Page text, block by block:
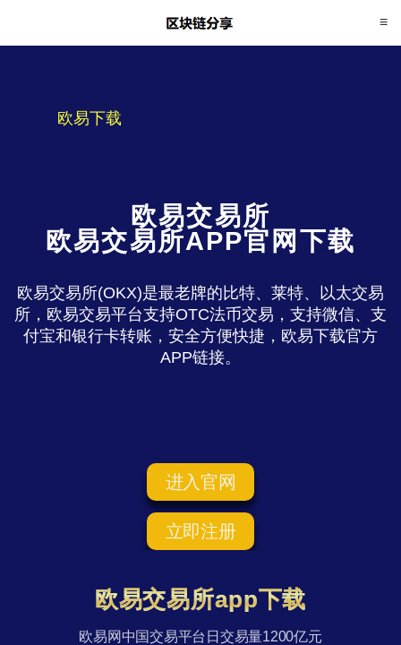
欧易下载
欧易交易所
欧易交易所APP官网下载
欧易交易所(OKX)是最老牌的比特、莱特、以太交易
所，欧易交易平台支持OTC法币交易，支持微信、支
付宝和银行卡转账，安全方便快捷，欧易下载官方
APP链接。
进入官网
立即注册
欧易交易所app下载
欧易网中国交易平台日交易量1200亿元